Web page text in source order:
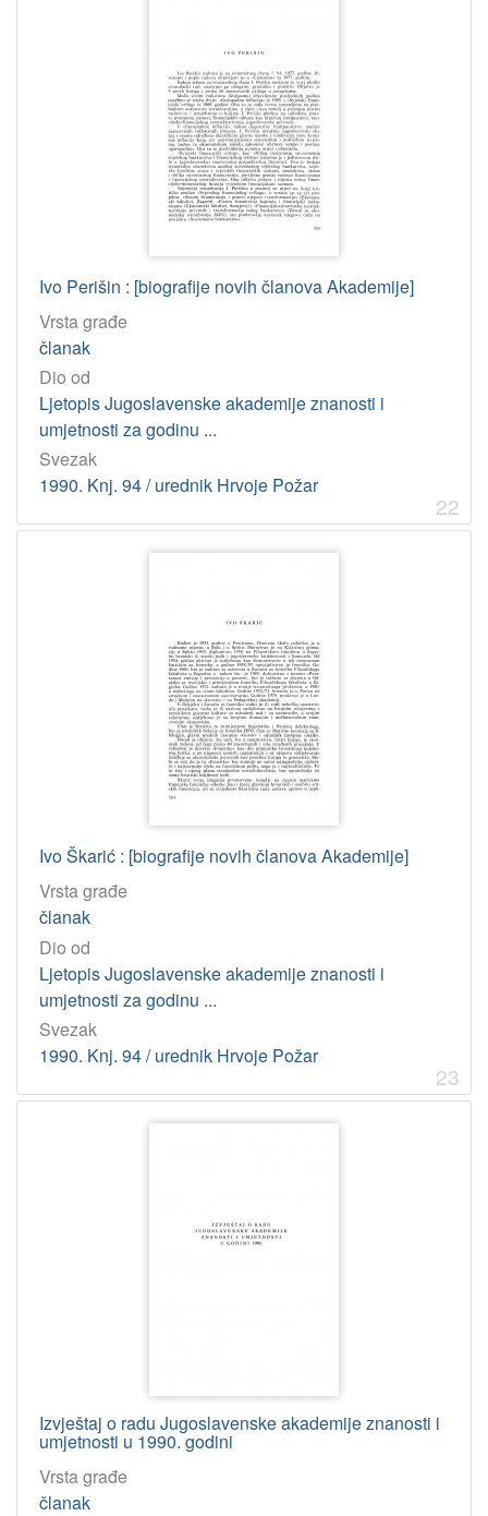
Ivo Perišin : [biografije novih članova Akademije]
Vrsta građe
članak
Dio od
Ljetopis Jugoslavenske akademije znanosti i
umjetnosti za godinu ...
Svezak
1990. Knj. 94 / urednik Hrvoje Požar
22
Ivo Škarić : [biografije novih članova Akademije]
Vrsta građe
članak
Dio od
Ljetopis Jugoslavenske akademije znanosti i
umjetnosti za godinu ...
Svezak
1990. Knj. 94 / urednik Hrvoje Požar
23
Izvještaj o radu Jugoslavenske akademije znanosti i
umjetnosti u 1990. godini
Vrsta građe
članak